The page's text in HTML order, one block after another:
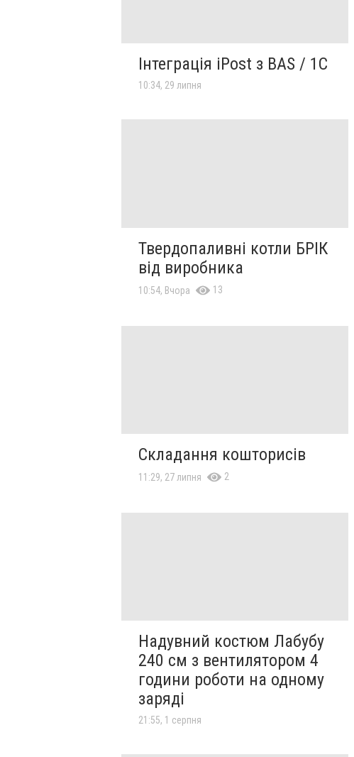
Інтеграція iPost з BAS / 1С
10:34, 29 липня
Твердопаливні котли БРІК
від виробника
10:54, Вчора 13
Складання кошторисів
11:29, 27 липня 2
Надувний костюм Лабубу
240 см з вентилятором 4
години роботи на одному
заряді
21:55, 1 серпня